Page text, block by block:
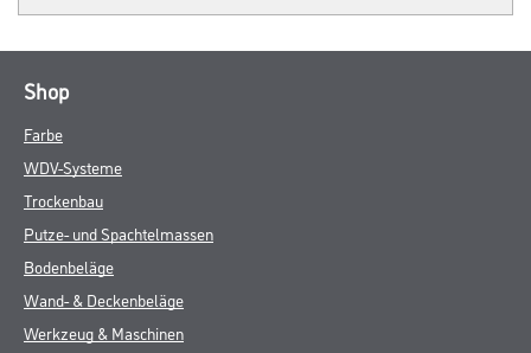
Shop
Farbe
WDV-Systeme
Trockenbau
Putze- und Spachtelmassen
Bodenbeläge
Wand- & Deckenbeläge
Werkzeug & Maschinen